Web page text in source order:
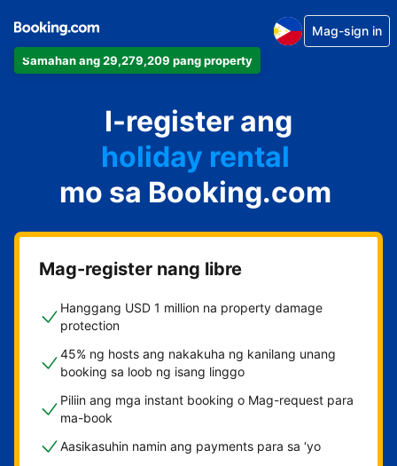
Samahan ang 29,279,209 pang property
Mag-sign in
I-register ang
apartment
hotel
holiday rental
guest house
bed and breakfast
mo sa Booking.com
Mag-register nang libre
Hanggang USD 1 million na property damage
protection
45% ng hosts ang nakakuha ng kanilang unang
booking sa loob ng isang linggo
Piliin ang mga instant booking o Mag-request para
ma-book
Aasikasuhin namin ang payments para sa ‘yo